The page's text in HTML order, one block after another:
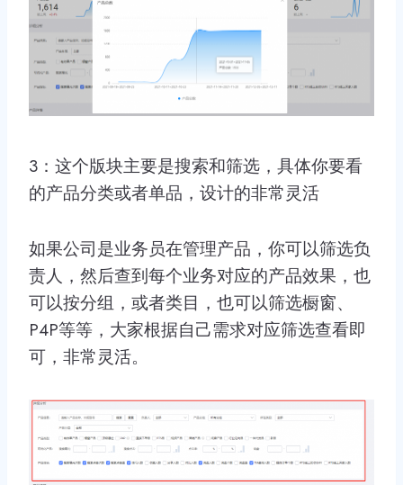
3：这个版块主要是搜索和筛选，具体你要看
的产品分类或者单品，设计的非常灵活
如果公司是业务员在管理产品，你可以筛选负
责人，然后查到每个业务对应的产品效果，也
可以按分组，或者类目，也可以筛选橱窗、
P4P等等，大家根据自己需求对应筛选查看即
可，非常灵活。